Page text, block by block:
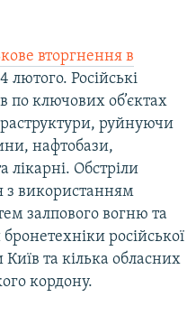
вторгнення в
лютого. Російські
по ключових об’єктах
руйнуючи
нафтобази,
Обстріли
з використанням
залпового вогню та
російської
та кілька обласних
кордону.